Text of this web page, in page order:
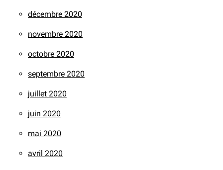
décembre 2020
novembre 2020
octobre 2020
septembre 2020
juillet 2020
juin 2020
mai 2020
avril 2020